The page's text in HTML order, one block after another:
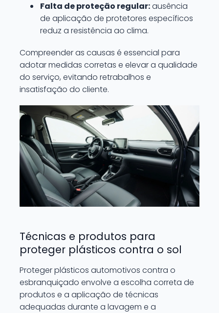
Falta de proteção regular:ausência
de aplicação de protetores específicos
reduz a resistência ao clima.
Compreender as causas é essencial para
adotar medidas corretas e elevar a qualidade
do serviço, evitando retrabalhos e
insatisfação do cliente.
Técnicas e produtos para
proteger plásticos contra o sol
Proteger plásticos automotivos contra o
esbranquiçado envolve a escolha correta de
produtos e a aplicação de técnicas
adequadas durante a lavagem e a